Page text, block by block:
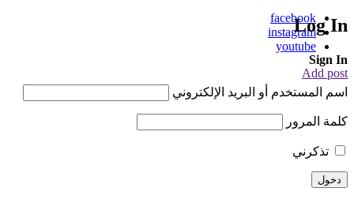
facebook
instagram
youtube
Add post
Log In
Sign In
اسم المستخدم أو البريد الإلكتروني
كلمة المرور
تذكرني